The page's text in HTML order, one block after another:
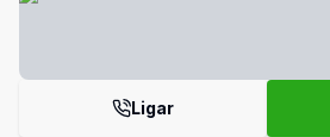
Ligar